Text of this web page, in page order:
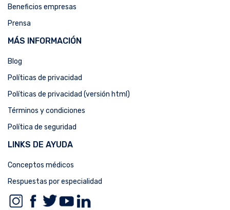
Beneficios empresas
Prensa
MÁS INFORMACIÓN
Blog
Políticas de privacidad
Políticas de privacidad (versión html)
Términos y condiciones
Política de seguridad
LINKS DE AYUDA
Conceptos médicos
Respuestas por especialidad